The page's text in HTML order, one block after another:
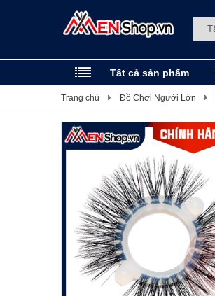
Tất cả sản phẩm
Trang chủ Đồ Chơi Người Lớn